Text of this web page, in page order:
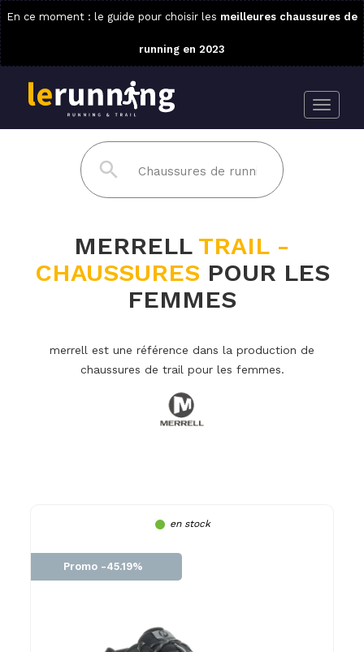
En ce moment : le guide pour choisir les meilleures chaussures de
running en 2023
MERRELL TRAIL -
CHAUSSURES POUR LES
FEMMES
merrell est une référence dans la production de
chaussures de trail pour les femmes.
en stock
Promo -45.19%